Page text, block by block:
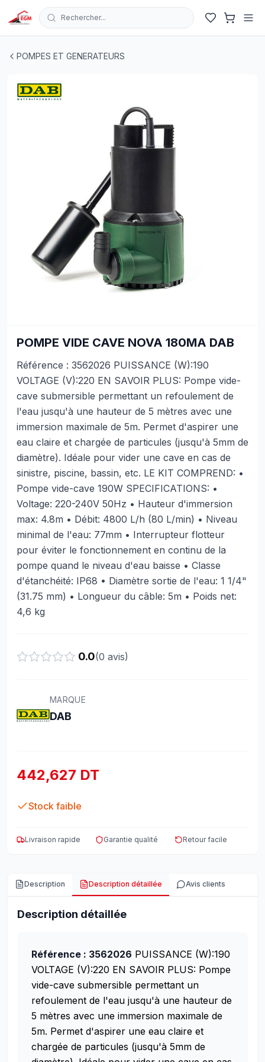
Rechercher...
POMPES ET GENERATEURS
POMPE VIDE CAVE NOVA 180MA DAB
Référence : 3562026 PUISSANCE (W):190
VOLTAGE (V):220 EN SAVOIR PLUS: Pompe vide-
cave submersible permettant un refoulement de
l'eau jusqu'à une hauteur de 5 mètres avec une
immersion maximale de 5m. Permet d'aspirer une
eau claire et chargée de particules (jusqu'à 5mm de
diamètre). Idéale pour vider une cave en cas de
sinistre, piscine, bassin, etc. LE KIT COMPREND: •
Pompe vide-cave 190W SPECIFICATIONS: •
Voltage: 220-240V 50Hz • Hauteur d'immersion
max: 4.8m • Débit: 4800 L/h (80 L/min) • Niveau
minimal de l'eau: 77mm • Interrupteur flotteur
pour éviter le fonctionnement en continu de la
pompe quand le niveau d'eau baisse • Classe
d'étanchéité: IP68 • Diamètre sortie de l'eau: 1 1/4"
(31.75 mm) • Longueur du câble: 5m • Poids net:
4,6 kg
0.0(0 avis)
MARQUE
DAB
442,627 DT
Stock faible
Livraison rapide Garantie qualité Retour facile
Description Description détaillée Avis clients
Description détaillée
Référence : 3562026 PUISSANCE (W):190
VOLTAGE (V):220 EN SAVOIR PLUS: Pompe
vide-cave submersible permettant un
refoulement de l'eau jusqu'à une hauteur de
5 mètres avec une immersion maximale de
5m. Permet d'aspirer une eau claire et
chargée de particules (jusqu'à 5mm de